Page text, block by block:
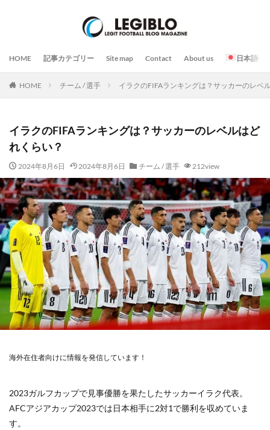
HOME 記事カテゴリー Site map Contact About us 日本語
HOME チーム / 選手 イラクのFIFAランキングは？サッカーのレベ
イラクのFIFAランキングは？サッカーのレベルはど
れくらい？
2024年8月6日 2024年8月6日 チーム / 選手 212view
海外在住者向けに情報を発信しています！
2023ガルフカップで見事優勝を果たしたサッカーイラク代表。
AFCアジアカップ2023では日本相手に2対1で勝利を収めていま
す。